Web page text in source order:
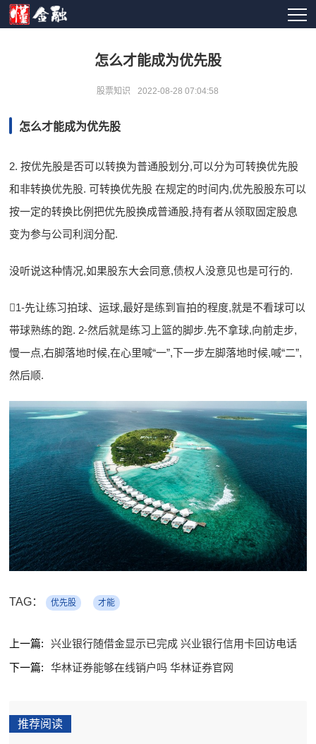
怎么才能成为优先股
股票知识 2022-08-28 07:04:58
怎么才能成为优先股
2. 按优先股是否可以转换为普通股划分,可以分为可转换优先股
和非转换优先股. 可转换优先股 在规定的时间内,优先股股东可以
按一定的转换比例把优先股换成普通股,持有者从领取固定股息
变为参与公司利润分配.
没听说这种情况,如果股东大会同意,债权人没意见也是可行的.
1-先让练习拍球、运球,最好是练到盲拍的程度,就是不看球可以
带球熟练的跑. 2-然后就是练习上篮的脚步.先不拿球,向前走步,
慢一点,右脚落地时候,在心里喊“一”,下一步左脚落地时候,喊“二”,
然后顺.
TAG： 优先股 才能
上一篇:
兴业银行随借金显示已完成 兴业银行信用卡回访电话
下一篇:
华林证券能够在线销户吗 华林证券官网
推荐阅读